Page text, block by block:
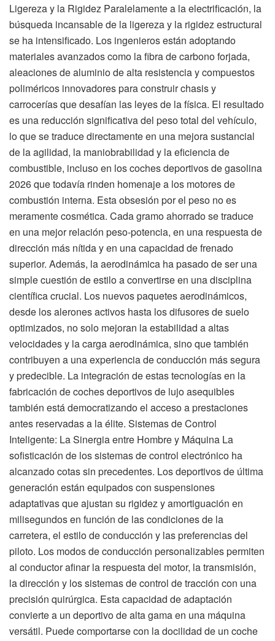
Ligereza y la Rigidez Paralelamente a la electrificación, la
búsqueda incansable de la ligereza y la rigidez estructural
se ha intensificado. Los ingenieros están adoptando
materiales avanzados como la fibra de carbono forjada,
aleaciones de aluminio de alta resistencia y compuestos
poliméricos innovadores para construir chasis y
carrocerías que desafían las leyes de la física. El resultado
es una reducción significativa del peso total del vehículo,
lo que se traduce directamente en una mejora sustancial
de la agilidad, la maniobrabilidad y la eficiencia de
combustible, incluso en los coches deportivos de gasolina
2026 que todavía rinden homenaje a los motores de
combustión interna. Esta obsesión por el peso no es
meramente cosmética. Cada gramo ahorrado se traduce
en una mejor relación peso-potencia, en una respuesta de
dirección más nítida y en una capacidad de frenado
superior. Además, la aerodinámica ha pasado de ser una
simple cuestión de estilo a convertirse en una disciplina
científica crucial. Los nuevos paquetes aerodinámicos,
desde los alerones activos hasta los difusores de suelo
optimizados, no solo mejoran la estabilidad a altas
velocidades y la carga aerodinámica, sino que también
contribuyen a una experiencia de conducción más segura
y predecible. La integración de estas tecnologías en la
fabricación de coches deportivos de lujo asequibles
también está democratizando el acceso a prestaciones
antes reservadas a la élite. Sistemas de Control
Inteligente: La Sinergia entre Hombre y Máquina La
sofisticación de los sistemas de control electrónico ha
alcanzado cotas sin precedentes. Los deportivos de última
generación están equipados con suspensiones
adaptativas que ajustan su rigidez y amortiguación en
milisegundos en función de las condiciones de la
carretera, el estilo de conducción y las preferencias del
piloto. Los modos de conducción personalizables permiten
al conductor afinar la respuesta del motor, la transmisión,
la dirección y los sistemas de control de tracción con una
precisión quirúrgica. Esta capacidad de adaptación
convierte a un deportivo de alta gama en una máquina
versátil. Puede comportarse con la docilidad de un coche